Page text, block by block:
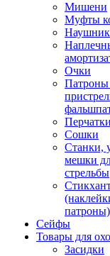
Мишени
Муфты
Очки
Патроны
Перчатки
Сошки
Станки,
мешки
стрельбы
патроны)
Сейфы
Товары для
Засидки